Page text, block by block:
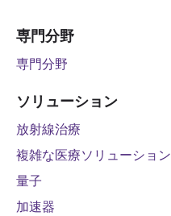
専門分野
専門分野
ソリューション
放射線治療
複雑な医療ソリューション
量子
加速器